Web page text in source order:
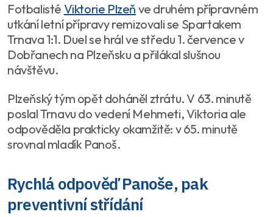
Fotbalisté Viktorie Plzeň ve druhém přípravném
utkání letní přípravy remizovali se Spartakem
Trnava 1:1. Duel se hrál ve středu 1. července v
Dobřanech na Plzeňsku a přilákal slušnou
návštěvu.
Plzeňský tým opět doháněl ztrátu. V 63. minutě
poslal Trnavu do vedení Mehmeti, Viktoria ale
odpověděla prakticky okamžitě: v 65. minutě
srovnal mladík Panoš.
Rychlá odpověď Panoše, pak
preventivní střídání